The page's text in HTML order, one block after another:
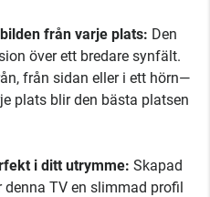
från varje plats: Den
över ett bredare synfält.
från sidan eller i ett hörn—
plats blir den bästa platsen
i ditt utrymme: Skapad
TV en slimmad profil